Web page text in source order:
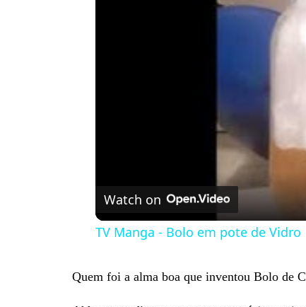
Watch on
TV Manga - Bolo em pote de Vidro
Quem foi a alma boa que inventou Bolo de